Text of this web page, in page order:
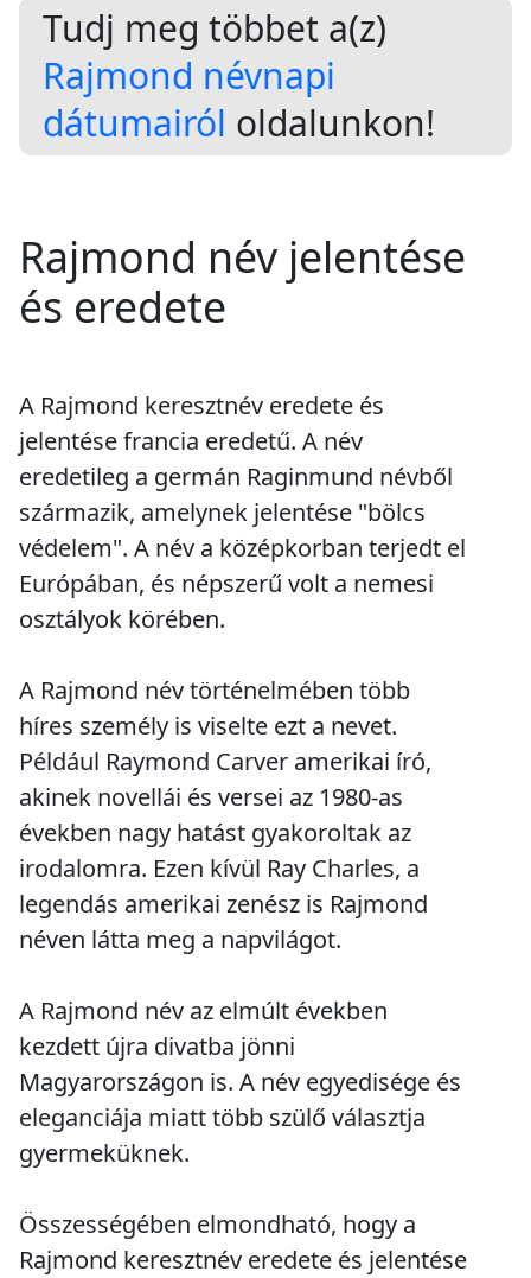
Tudj meg többet a(z)
Rajmond névnapi
dátumairól oldalunkon!
Rajmond név jelentése
és eredete
A Rajmond keresztnév eredete és
jelentése francia eredetű. A név
eredetileg a germán Raginmund névből
származik, amelynek jelentése "bölcs
védelem". A név a középkorban terjedt el
Európában, és népszerű volt a nemesi
osztályok körében.
A Rajmond név történelmében több
híres személy is viselte ezt a nevet.
Például Raymond Carver amerikai író,
akinek novellái és versei az 1980-as
években nagy hatást gyakoroltak az
irodalomra. Ezen kívül Ray Charles, a
legendás amerikai zenész is Rajmond
néven látta meg a napvilágot.
A Rajmond név az elmúlt években
kezdett újra divatba jönni
Magyarországon is. A név egyedisége és
eleganciája miatt több szülő választja
gyermeküknek.
Összességében elmondható, hogy a
Rajmond keresztnév eredete és jelentése